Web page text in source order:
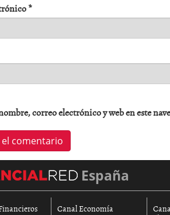
*
correo electrónico y web en este
España
Canal Economía